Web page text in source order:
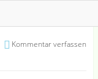
Kommentar verfassen